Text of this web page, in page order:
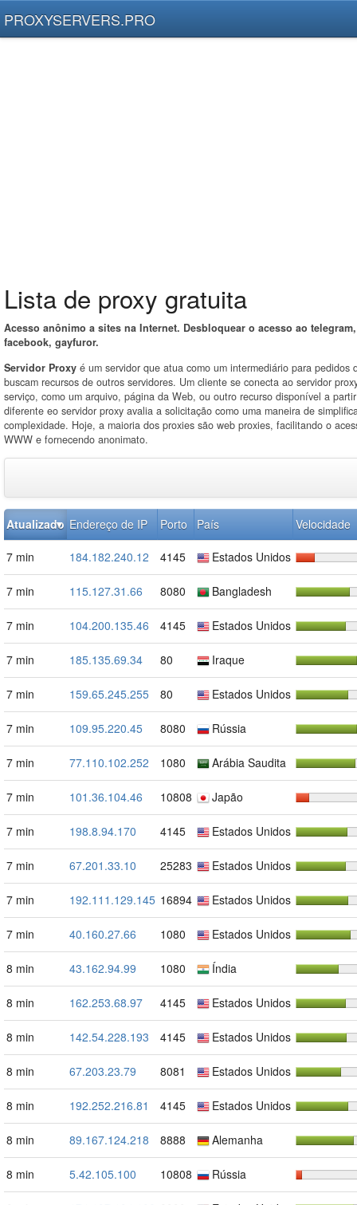
PROXYSERVERS.PRO
Lista de proxy gratuita
Acesso anônimo a sites na Internet. Desbloquear o acesso ao
facebook, gayfuror.
Servidor Proxy é um servidor que atua como um intermediário para pedidos
buscam recursos de outros servidores. Um cliente se conecta ao servidor
serviço, como um arquivo, página da Web, ou outro recurso disponível a
diferente eo servidor proxy avalia a solicitação como uma maneira de
complexidade. Hoje, a maioria dos proxies são web proxies, facilitando o
WWW e fornecendo anonimato.
Atualizado Endereço de IP Porto País Velocidade
7 min 184.182.240.12 4145 Estados Unidos
7 min 115.127.31.66 8080 Bangladesh
7 min 104.200.135.46 4145 Estados Unidos
7 min 185.135.69.34 80 Iraque
7 min 159.65.245.255 80 Estados Unidos
7 min 109.95.220.45 8080 Rússia
7 min 77.110.102.252 1080 Arábia Saudita
7 min 101.36.104.46 10808 Japão
7 min 198.8.94.170 4145 Estados Unidos
7 min 67.201.33.10 25283 Estados Unidos
7 min 192.111.129.145 16894 Estados Unidos
7 min 40.160.27.66 1080 Estados Unidos
8 min 43.162.94.99 1080 Índia
8 min 162.253.68.97 4145 Estados Unidos
8 min 142.54.228.193 4145 Estados Unidos
8 min 67.203.23.79 8081 Estados Unidos
8 min 192.252.216.81 4145 Estados Unidos
8 min 89.167.124.218 8888 Alemanha
8 min 5.42.105.100 10808 Rússia